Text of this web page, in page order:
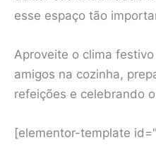
esse espaço tão
Aproveite o clima
amigos na cozinha,
refeições e celebrando
[elementor-template